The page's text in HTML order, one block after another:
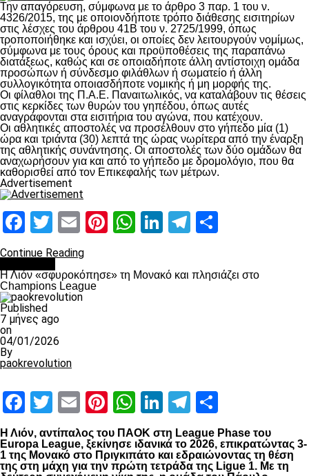
Την απαγόρευση, σύμφωνα με το άρθρο 3 παρ. 1 του ν.
4326/2015, της με οποιονδήποτε τρόπο διάθεσης εισιτηρίων
στις λέσχες του άρθρου 41Β του ν. 2725/1999, όπως
τροποποιήθηκε και ισχύει, οι οποίες δεν λειτουργούν νομίμως,
σύμφωνα με τους όρους και προϋποθέσεις της παραπάνω
διατάξεως, καθώς και σε οποιαδήποτε άλλη αντίστοιχη ομάδα
προσώπων ή σύνδεσμο φιλάθλων ή σωματείο ή άλλη
συλλογικότητα οποιασδήποτε νομικής ή μη μορφής της.
Οι φίλαθλοι της Π.Α.Ε. Παναιτωλικός, να καταλάβουν τις θέσεις
στις κερκίδες των θυρών του γηπέδου, όπως αυτές
αναγράφονται στα εισιτήρια του αγώνα, που κατέχουν.
Οι αθλητικές αποστολές να προσέλθουν στο γήπεδο μία (1)
ώρα και τριάντα (30) λεπτά της ώρας νωρίτερα από την έναρξη
της αθλητικής συνάντησης. Οι αποστολές των δύο ομάδων θα
αναχωρήσουν για και από το γήπεδο με δρομολόγιο, που θα
καθορισθεί από τον Επικεφαλής των μέτρων.
Advertisement
Facebook
Twitter
EmailPinterest
WhatsApp
LinkedIn
Telegram
Continue Reading
Η Λιόν «σφυροκόπησε» τη Μονακό και πλησιάζει στο
Champions League
Published
7 μήνες ago
on
04/01/2026
By
paokrevolution
Facebook
Twitter
EmailPinterest
WhatsApp
LinkedIn
Telegram
Η Λιόν, αντίπαλος του ΠΑΟΚ στη League Phase του
Europa League, ξεκίνησε ιδανικά το 2026, επικρατώντας 3-
1 της Μονακό στο Πριγκιπάτο και εδραιώνοντας τη θέση
της στη μάχη για την πρώτη τετράδα της Ligue 1. Με τη